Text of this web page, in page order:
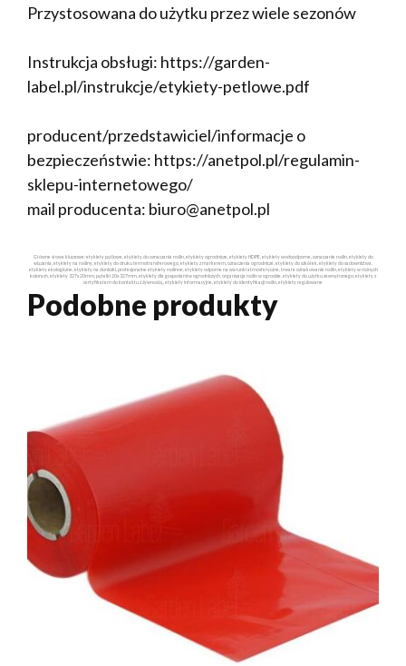
Przystosowana do użytku przez wiele sezonów
Instrukcja obsługi: https://garden-
label.pl/instrukcje/etykiety-petlowe.pdf
producent/przedstawiciel/informacje o
bezpieczeństwie: https://anetpol.pl/regulamin-
sklepu-internetowego/
mail producenta: biuro@anetpol.pl
Główne słowa kluczowe: etykiety pętlowe, etykiety do oznaczania roślin, etykiety ogrodnicze, etykiety HDPE, etykiety wodoodporne, oznaczanie roślin, etykiety do
wiązania, etykiety na rośliny, etykiety do druku termotransferowego, etykiety z markerem, oznaczenia ogrodnicze, etykiety do szkółek, etykiety do sadownictwa,
etykiety ekologiczne, etykiety na doniczki, profesjonalne etykiety roślinne, etykiety odporne na warunki atmosferyczne, trwałe oznakowanie roślin, etykiety w różnych
kolorach, etykiety 327x20mm, pętelki 20x327mm, etykiety dla gospodarstw ogrodniczych, organizacja roślin w ogrodzie, etykiety do użytku zewnętrznego, etykiety z
certyfikatem do kontaktu z żywnością, etykiety informacyjne, etykiety do identyfikacji roślin, etykiety regulowane
Podobne produkty